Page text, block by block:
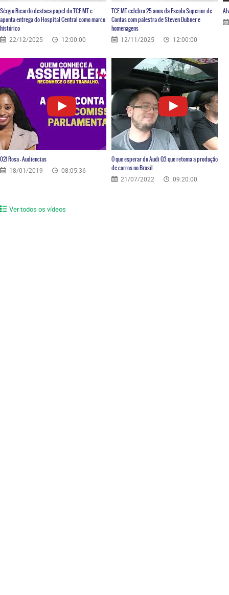
Sérgio Ricardo destaca papel do TCE-MT e
aponta entrega do Hospital Central como marco
histórico
22/12/2025 12:00:00
TCE-MT celebra 25 anos da Escola Superior de
Contas com palestra de Steven Dubner e
homenagens
12/11/2025 12:00:00
02) Rosa – Audiencias
18/01/2019 08:05:36
O que esperar do Audi Q3 que retoma a produção
de carros no Brasil
21/07/2022 09:20:00
Ver todos os vídeos